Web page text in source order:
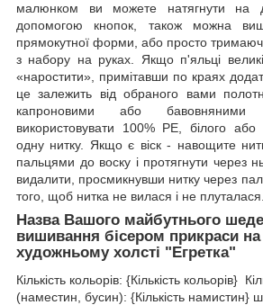
малюнком ви можете натягнути на
допомогою кнопок, також можна
прямокутної форми, або просто
з набору на руках. Якщо п'яльці
«наростити», примітавши по краях
це залежить від обраного вами
капроновими або
використовувати 100% РЕ, білого
одну нитку. Якщо є віск - навощите
пальцями до воску і протягнути через
видалити, просмикнувши нитку через
того, щоб нитка не вилася і не плуталася.
Назва Вашого майбутнього
вишивання бісером прикраси
художньому холсті "Егретка"
Кількість кольорів: {Кількість кольорів}
(наместин, бусин): {Кількість намистин}